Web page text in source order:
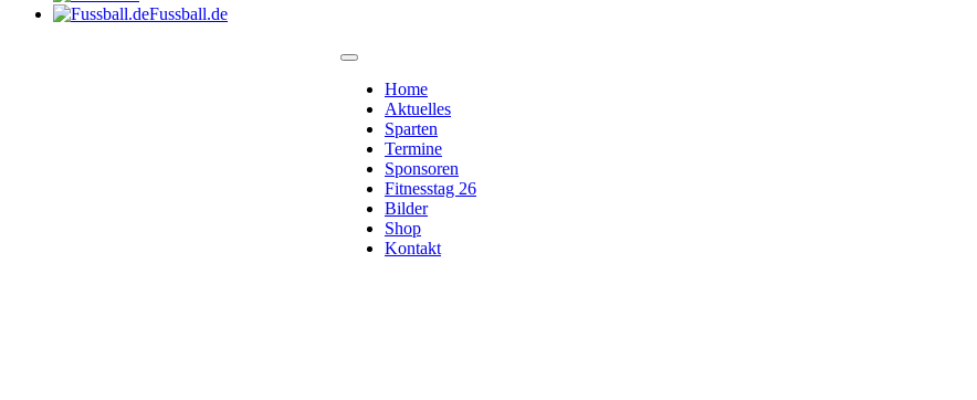
Fussball.de
Home
Aktuelles
Sparten
Termine
Sponsoren
Fitnesstag 26
Bilder
Shop
Kontakt